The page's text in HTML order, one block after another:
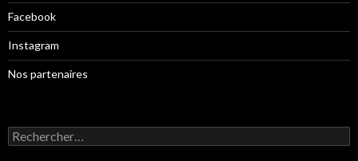
Facebook
Instagram
Nos partenaires
Rechercher :